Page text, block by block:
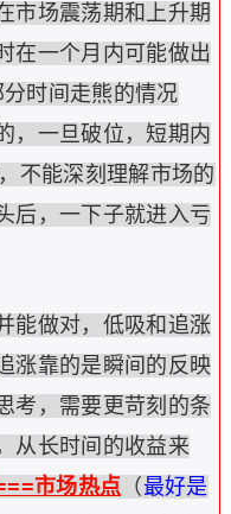
市场震荡期和上升期
在一个月内可能做出
时间走熊的情况
，一旦破位，短期内
不能深刻理解市场的
后，一下子就进入亏
能做对，低吸和追涨
涨靠的是瞬间的反映
考，需要更苛刻的条
从长时间的收益来
市场热点 （最好是